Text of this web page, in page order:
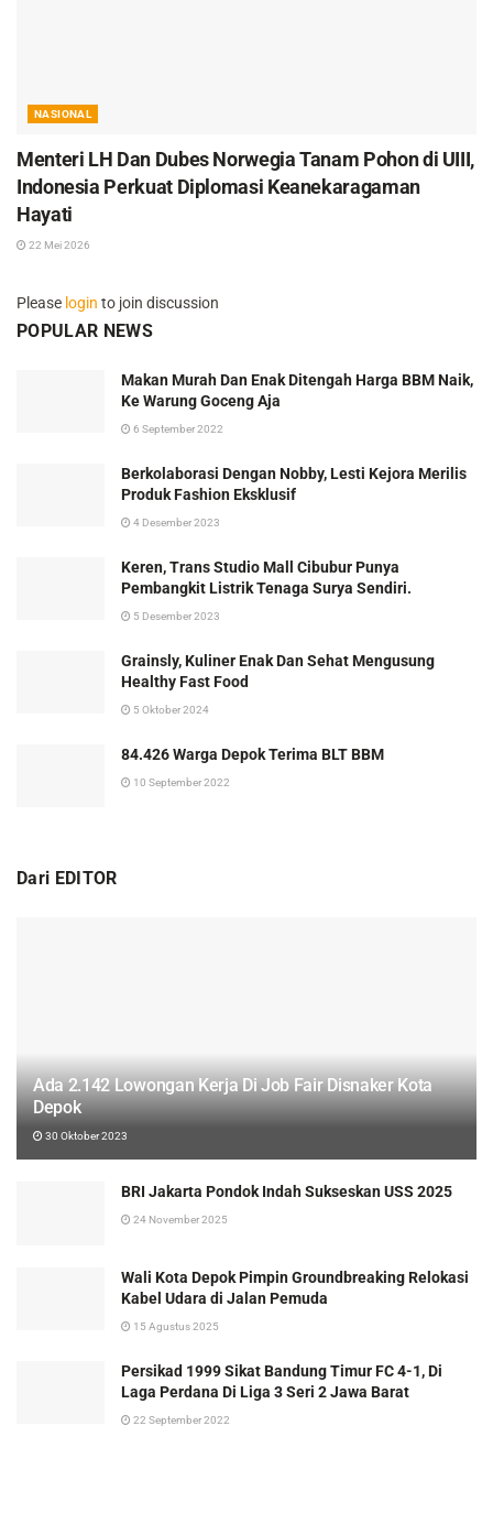
NASIONAL
Menteri LH Dan Dubes Norwegia Tanam Pohon di UIII,
Indonesia Perkuat Diplomasi Keanekaragaman
Hayati
22 Mei 2026
Please login to join discussion
POPULAR NEWS
Makan Murah Dan Enak Ditengah Harga BBM Naik,
Ke Warung Goceng Aja
6 September 2022
Berkolaborasi Dengan Nobby, Lesti Kejora Merilis
Produk Fashion Eksklusif
4 Desember 2023
Keren, Trans Studio Mall Cibubur Punya
Pembangkit Listrik Tenaga Surya Sendiri.
5 Desember 2023
Grainsly, Kuliner Enak Dan Sehat Mengusung
Healthy Fast Food
5 Oktober 2024
84.426 Warga Depok Terima BLT BBM
10 September 2022
Dari EDITOR
Ada 2.142 Lowongan Kerja Di Job Fair Disnaker Kota
Depok
30 Oktober 2023
BRI Jakarta Pondok Indah Sukseskan USS 2025
24 November 2025
Wali Kota Depok Pimpin Groundbreaking Relokasi
Kabel Udara di Jalan Pemuda
15 Agustus 2025
Persikad 1999 Sikat Bandung Timur FC 4-1, Di
Laga Perdana Di Liga 3 Seri 2 Jawa Barat
22 September 2022